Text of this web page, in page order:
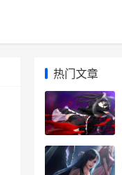
热门文章